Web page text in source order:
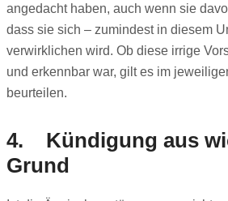
angedacht haben, auch wenn sie
dass sie sich – zumindest in diesem
verwirklichen wird. Ob diese irrige
und erkennbar war, gilt es im
beurteilen.
4. Kündigung aus
Grund